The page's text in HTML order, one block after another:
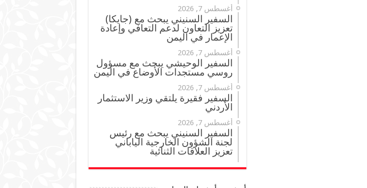
أغسطس 7, 2026
السفير السنيني يبحث مع (جايكا)
تعزيز التعاون لدعم التعافي وإعادة
الإعمار في اليمن
أغسطس 7, 2026
السفير الوحيشي يبحث مع مسؤول
روسي مستجدات الأوضاع في اليمن
أغسطس 7, 2026
السفير فقيرة يلتقي وزير الاستثمار
الأردني
أغسطس 7, 2026
السفير السنيني يبحث مع رئيس
لجنة الشؤون الخارجية الياباني
تعزيز العلاقات الثنائية